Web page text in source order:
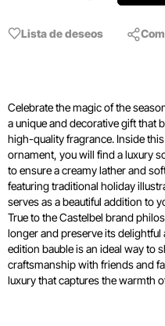
Lista de deseos
Celebrate the magic of the
a unique and decorative gift that
high-quality fragrance. Inside
ornament, you will find a luxury
to ensure a creamy lather and
featuring traditional holiday
serves as a beautiful addition to
True to the Castelbel brand
longer and preserve its
edition bauble is an ideal way to
craftsmanship with friends and
luxury that captures the warmth